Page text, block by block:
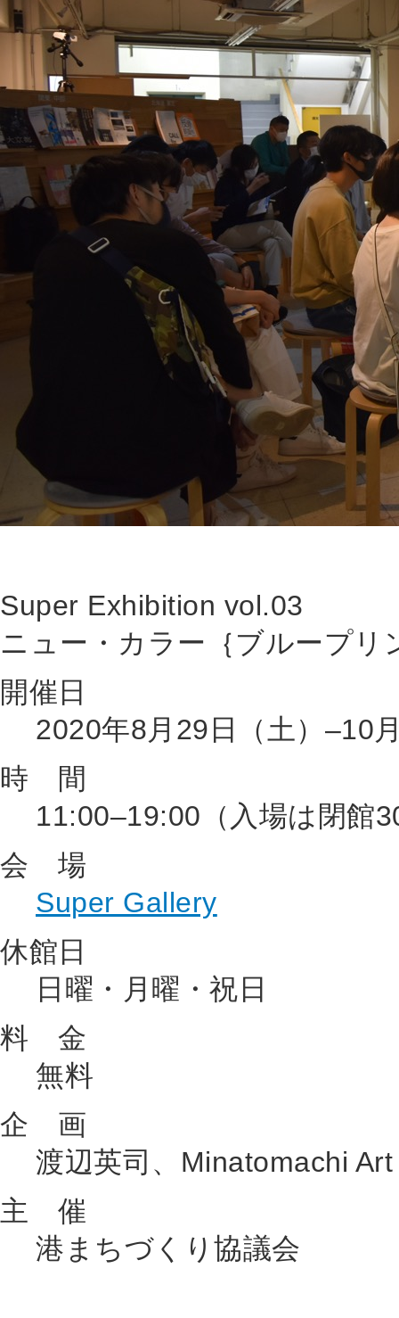
Super Exhibition vol.03
ニュー・カラー｛ブループリ
開催日
2020年8月29日（土）–10
時 間
11:00–19:00（入場は閉館
会 場
Super Gallery
休館日
日曜・月曜・祝日
料 金
無料
企 画
渡辺英司、Minatomachi
主 催
港まちづくり協議会